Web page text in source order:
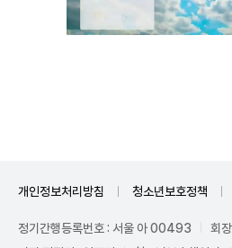
개인정보처리방침 청소년보호정책
정기간행등록번호 : 서울 아 00493
회